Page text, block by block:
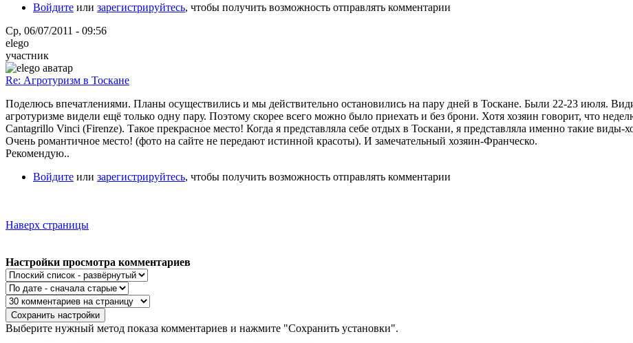
Войдите или зарегистрируйтесь, чтобы получить возможность отправлять комментарии
Ср, 06/07/2011 - 09:56
elego
участник
Re: Агротуризм в Тоскане
Поделюсь впечатлениями. Планы осуществились и мы действительно остановились на пару дней в Тоскане. Были 22-23 июля.
агротуризме видели ещё только одну пару. Поэтому скорее всего можно было приехать и без брони. Хотя хозяин говорит, что
Cantagrillo Vinci (Firenze). Такое прекрасное место! Когда я представляла себе отдых в Тоскани, я представляла именно такие
Очень романтичное место! (фото на сайте не передают истинной красоты). И замечательный хозяин-Франческо.
Рекомендую..
Войдите или зарегистрируйтесь, чтобы получить возможность отправлять комментарии
Наверх страницы
Настройки просмотра комментариев
Выберите нужный метод показа комментариев и нажмите "Сохранить установки".